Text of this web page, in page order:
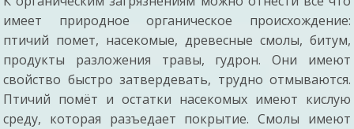
имеет природное органическое происхождение:
птичий помет, насекомые, древесные смолы, битум,
продукты разложения травы, гудрон. Они имеют
свойство быстро затвердевать, трудно отмываются.
Птичий помёт и остатки насекомых имеют кислую
среду, которая разъедает покрытие. Смолы имеют